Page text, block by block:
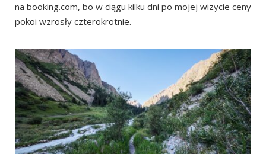
na booking.com, bo w ciągu kilku dni po mojej wizycie ceny
pokoi wzrosły czterokrotnie.